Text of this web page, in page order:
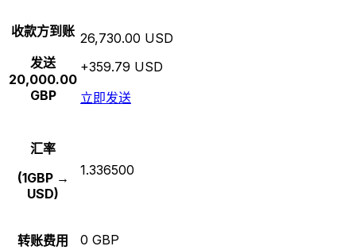
收款方到账
发送
20,000.00
GBP
26,730.00 USD
+359.79 USD
立即发送
汇率
(1GBP →
USD)
1.336500
转账费用 0 GBP